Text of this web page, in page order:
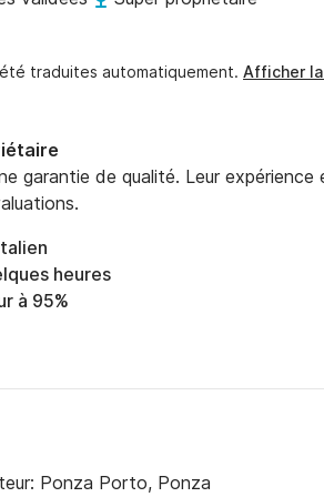
– 13h00
– 18h00
des merveilles des îles
en fonction des conditions
de garantir une expérience de
c'est découvrir l'un des coins les plus
volcaniques plongeant dans la
traduites automatiquement. Afficher
garantie de qualité. Leur
heures
à 95%
Ponza Porto, Ponza